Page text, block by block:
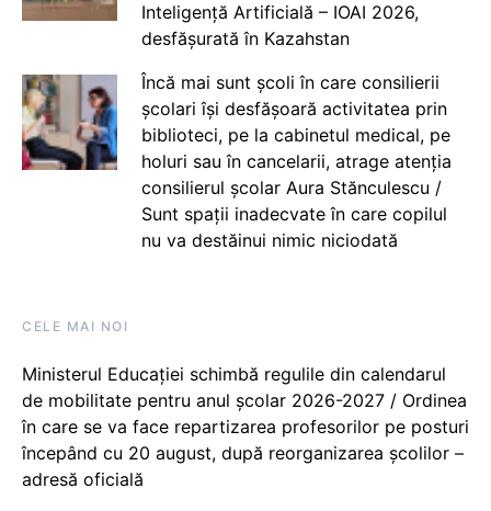
Inteligență Artificială – IOAI 2026,
desfășurată în Kazahstan
Încă mai sunt școli în care consilierii
școlari își desfășoară activitatea prin
biblioteci, pe la cabinetul medical, pe
holuri sau în cancelarii, atrage atenția
consilierul școlar Aura Stănculescu /
Sunt spații inadecvate în care copilul
nu va destăinui nimic niciodată
CELE MAI NOI
Ministerul Educației schimbă regulile din calendarul
de mobilitate pentru anul școlar 2026-2027 / Ordinea
în care se va face repartizarea profesorilor pe posturi
începând cu 20 august, după reorganizarea școlilor –
adresă oficială